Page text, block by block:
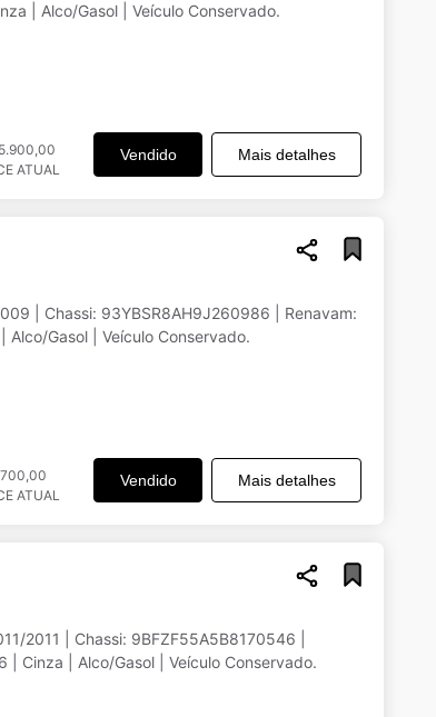
| Alco/Gasol | Veículo Conservado.
ATUAL
Vendido Mais detalhes
| Chassi: 93YBSR8AH9J260986 | Renavam:
Gasol | Veículo Conservado.
ATUAL
Vendido Mais detalhes
2011 | Chassi: 9BFZF55A5B8170546 |
Cinza | Alco/Gasol | Veículo Conservado.